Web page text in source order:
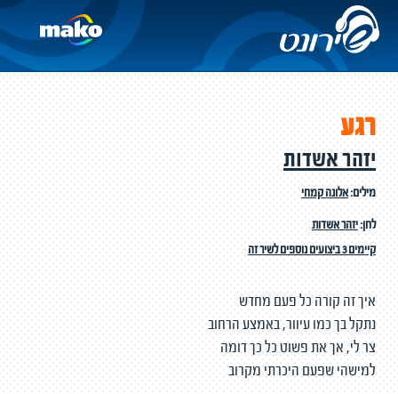
רגע
יזהר אשדות
מילים:אלונה קמחי
לחן:יזהר אשדות
קיימים 3 ביצועים נוספים לשיר זה
איך זה קורה כל פעם מחדש
נתקל בך כמו עיוור, באמצע הרחוב
צר לי, אך את פשוט כל כך דומה
למישהי שפעם היכרתי מקרוב